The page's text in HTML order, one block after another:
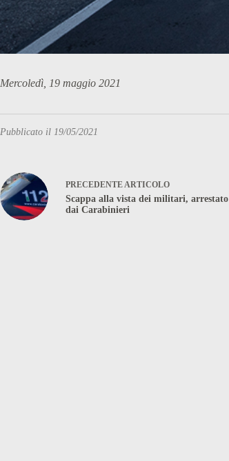
Mercoledì, 19 maggio 2021
Pubblicato il 19/05/2021
PRECEDENTE ARTICOLO
Scappa alla vista dei militari, arrestato
dai Carabinieri